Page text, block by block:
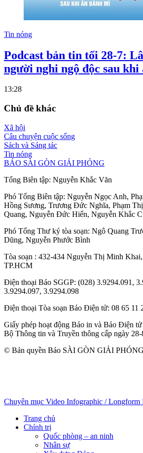
Tin nóng
Podcast bản tin tối 28-7:
người nghi ngộ độc sau khi
13:28
Chủ đề khác
Xã hội
Câu chuyện cuộc sống
Sách và Sáng tác
Tin nóng
BÁO SÀI GÒN GIẢI PHÓNG
Tổng Biên tập: Nguyễn Khắc Văn
Phó Tổng Biên tập: Nguyễn Ngọc Anh,
Hồng Sương, Trương Đức Nghĩa, Phạm
Quang, Nguyễn Đức Hiển, Nguyễn Khắc
Phó Tổng Thư ký tòa soạn: Ngô Quang
Dũng, Nguyễn Phước Bình
Tòa soạn : 432-434 Nguyễn Thị Minh
TP.HCM
Điện thoại Báo SGGP: (028) 3.9294.091,
3.9294.097, 3.9294.098
Điện thoại Tòa soạn Báo Điện tử: 08 65 11
Giấy phép hoạt động Báo in và Báo Điện
Bộ Thông tin và Truyền thông cấp ngày 28-
© Bản quyền Báo SÀI GÒN GIẢI
Chuyên mục Video Infographic / Longform
Trang chủ
Chính trị
Quốc phòng – an ninh
Nhân sự